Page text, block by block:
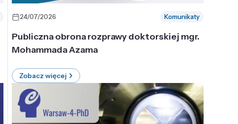
24/07/2026 Komunikaty
Publiczna obrona rozprawy doktorskiej mgr.
Mohammada Azama
Zobacz więcej